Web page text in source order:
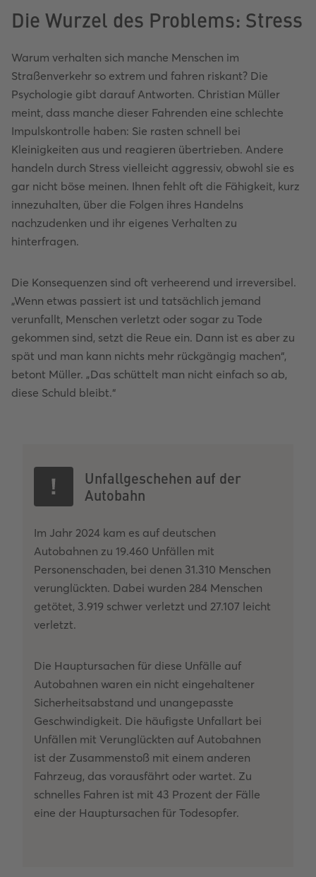
Die Wurzel des Problems: Stress
Warum verhalten sich manche Menschen im
Straßenverkehr so extrem und fahren riskant? Die
Psychologie gibt darauf Antworten. Christian Müller
meint, dass manche dieser Fahrenden eine schlechte
Impulskontrolle haben: Sie rasten schnell bei
Kleinigkeiten aus und reagieren übertrieben. Andere
handeln durch Stress vielleicht aggressiv, obwohl sie es
gar nicht böse meinen. Ihnen fehlt oft die Fähigkeit, kurz
innezuhalten, über die Folgen ihres Handelns
nachzudenken und ihr eigenes Verhalten zu
hinterfragen.
Die Konsequenzen sind oft verheerend und irreversibel.
„Wenn etwas passiert ist und tatsächlich jemand
verunfallt, Menschen verletzt oder sogar zu Tode
gekommen sind, setzt die Reue ein. Dann ist es aber zu
spät und man kann nichts mehr rückgängig machen“,
betont Müller. „Das schüttelt man nicht einfach so ab,
diese Schuld bleibt.“
Unfallgeschehen auf der
Autobahn
Im Jahr 2024 kam es auf deutschen
Autobahnen zu 19.460 Unfällen mit
Personenschaden, bei denen 31.310 Menschen
verunglückten. Dabei wurden 284 Menschen
getötet, 3.919 schwer verletzt und 27.107 leicht
verletzt.
Die Hauptursachen für diese Unfälle auf
Autobahnen waren ein nicht eingehaltener
Sicherheitsabstand und unangepasste
Geschwindigkeit. Die häufigste Unfallart bei
Unfällen mit Verunglückten auf Autobahnen
ist der Zusammenstoß mit einem anderen
Fahrzeug, das vorausfährt oder wartet. Zu
schnelles Fahren ist mit 43 Prozent der Fälle
eine der Hauptursachen für Todesopfer.